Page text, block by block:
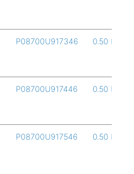
P08700U917346 0.50 L
P08700U917446 0.50 L
P08700U917546 0.50 L